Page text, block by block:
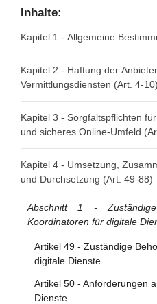
Inhalte:
Kapitel 1 - Allgemeine
Artikel 2 - Geltungsbereich
Kapitel 2 - Haftung der
Vermittlungsdiensten (Art. 4-10)
Artikel 5 - "Caching"
Artikel 7 - Freiwillige
Artikel 8 - Keine allgemeine
Überwachung oder aktiven
Artikel 9 - Anordnungen
rechtswidrige Inhalte
Artikel 10 -
Kapitel 3 - Sorgfaltspflichten
und sicheres Online-Umfeld
Abschnitt 1 -
Vermittlungsdiensten
Mitgliedstaaten, die
Artikel 13 - Gesetzlicher
Artikel 14 - Allgemeine
Kapitel 4 - Umsetzung,
und Durchsetzung (Art. 49-88)
Abschnitt 1 -
Koordinatoren für digitale
Artikel 49 - Zuständige
digitale Dienste
Artikel 50 - Anforderungen
Dienste